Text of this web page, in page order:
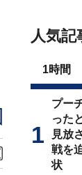
人気
1時間
プー
った
見放
戦を
状